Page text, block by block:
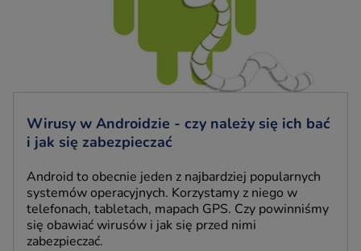
Wirusy w Androidzie - czy należy się ich bać
i jak się zabezpieczać
Android to obecnie jeden z najbardziej popularnych
systemów operacyjnych. Korzystamy z niego w
telefonach, tabletach, mapach GPS. Czy powinniśmy
się obawiać wirusów i jak się przed nimi
zabezpieczać.